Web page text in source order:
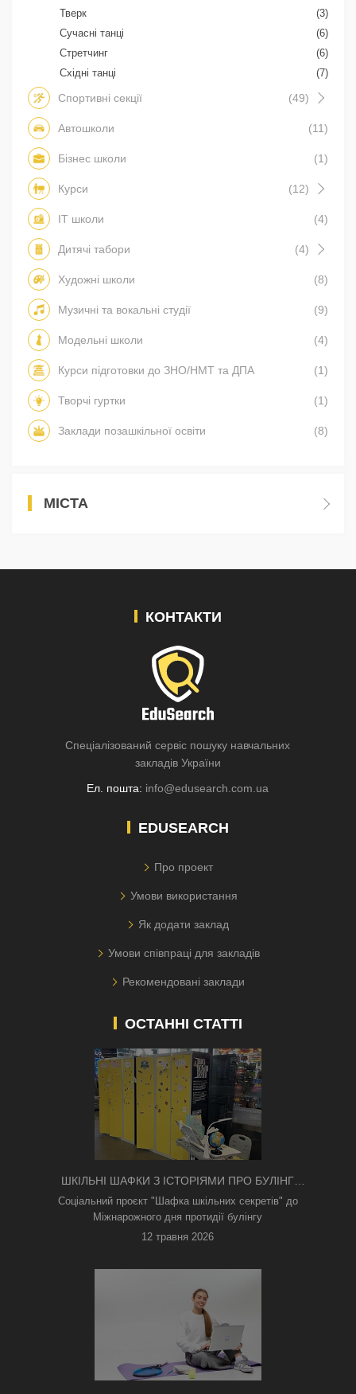
Тверк
(3)
Сучасні танці
(6)
Стретчинг
(6)
Східні танці
(7)
Спортивні секції (49)
Автошколи (11)
Бізнес школи (1)
Курси (12)
IT школи (4)
Дитячі табори (4)
Художні школи (8)
Музичні та вокальні студії (9)
Модельні школи (4)
Курси підготовки до ЗНО/НМТ та ДПА (1)
Творчі гуртки (1)
Заклади позашкільної освіти (8)
МІСТА
КОНТАКТИ
Спеціалізований сервіс пошуку навчальних
закладів України
Ел. пошта: info@edusearch.com.ua
EDUSEARCH
Про проект
Умови використання
Як додати заклад
Умови співпраці для закладів
Рекомендовані заклади
ОСТАННІ СТАТТІ
ШКІЛЬНІ ШАФКИ З ІСТОРІЯМИ ПРО БУЛІНГ
З'ЯВИЛИСЯ В КИЄВІ
Соціальний проєкт "Шафка шкільних секретів" до
Міжнарожного дня протидії булінгу
12 травня 2026